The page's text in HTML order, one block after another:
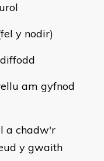
y nodir)
am gyfnod
a chadw'r
y gwaith